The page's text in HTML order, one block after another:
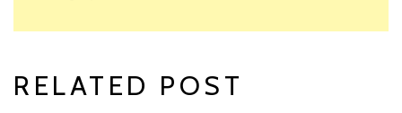
RELATED POST